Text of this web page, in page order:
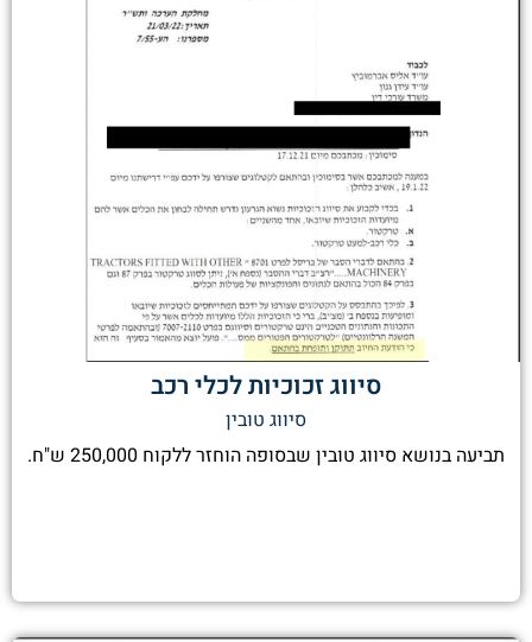
סיווג זכוכיות לכלי רכב
סיווג טובין
תביעה בנושא סיווג טובין שבסופה הוחזר ללקוח 250,000 ש"ח.